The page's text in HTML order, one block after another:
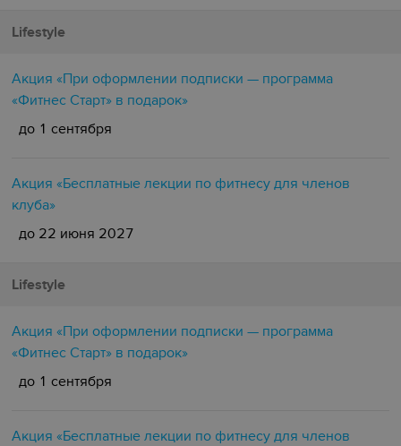
Lifestyle
Акция «При оформлении подписки — программа
«Фитнес Старт» в подарок»
до 1 сентября
Акция «Бесплатные лекции по фитнесу для членов
клуба»
до 22 июня 2027
Lifestyle
Акция «При оформлении подписки — программа
«Фитнес Старт» в подарок»
до 1 сентября
Акция «Бесплатные лекции по фитнесу для членов